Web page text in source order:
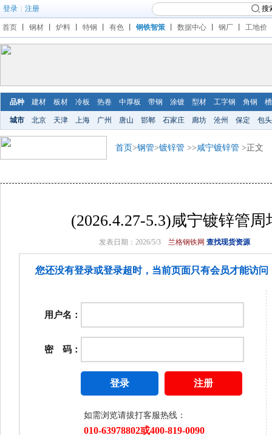
登录 注册 搜
首页 钢材 炉料 特钢 有色 钢铁智策 数据中心 钢厂 工地价
品种 建材 板材 冷板 热卷 中厚板 带钢 涂镀 型材 工字钢 角钢
城市 北京 天津 上海 广州 唐山 邯郸 石家庄 廊坊 沧州 保定 包头
首页>钢管>镀锌管 >>咸宁镀锌管 >正文
(2026.4.27-5.3)咸宁镀锌管
发表日期：2026/5/3 兰格钢铁网 查找现货资源